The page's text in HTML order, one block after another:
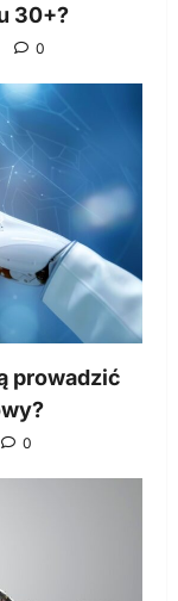
30+?
0
prowadzić
0